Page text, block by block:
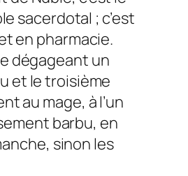
sacerdotal ; c’est
en pharmacie.
dégageant un
et le troisième
au mage, à l’un
barbu, en
sinon les